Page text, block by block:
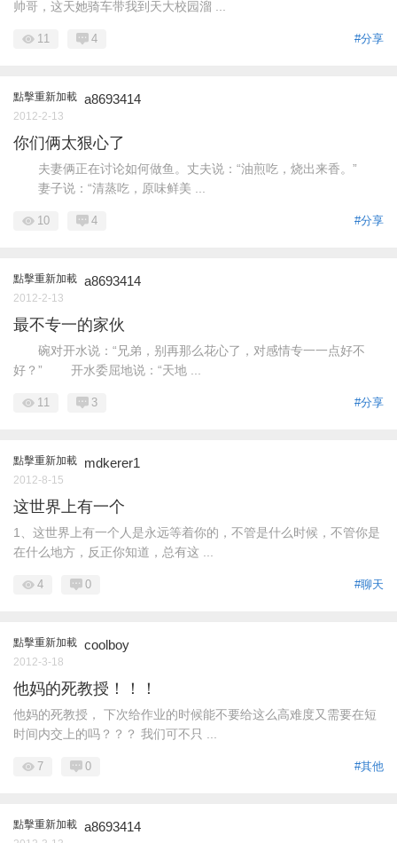
帅哥，这天她骑车带我到天大校园溜 ...
#分享
11 4
點擊重新加載 a8693414
2012-2-13
你们俩太狠心了
夫妻俩正在讨论如何做鱼。丈夫说：“油煎吃，烧出来香。”
妻子说：“清蒸吃，原味鲜美 ...
#分享
10 4
點擊重新加載 a8693414
2012-2-13
最不专一的家伙
碗对开水说：“兄弟，别再那么花心了，对感情专一一点好不
好？” 开水委屈地说：“天地 ...
#分享
11 3
點擊重新加載 mdkerer1
2012-8-15
这世界上有一个
1、这世界上有一个人是永远等着你的，不管是什么时候，不管你是
在什么地方，反正你知道，总有这 ...
#聊天
4 0
點擊重新加載 coolboy
2012-3-18
他妈的死教授！！！
他妈的死教授， 下次给作业的时候能不要给这么高难度又需要在短
时间内交上的吗？？？ 我们可不只 ...
#其他
7 0
點擊重新加載 a8693414